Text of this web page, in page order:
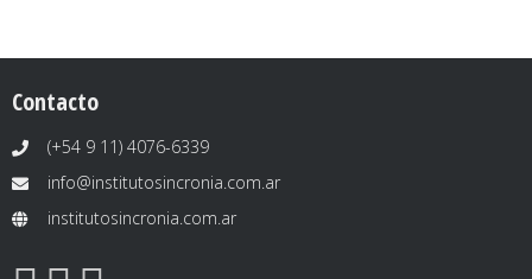
Contacto
(+54 9 11) 4076-6339
info@institutosincronia.com.ar
institutosincronia.com.ar